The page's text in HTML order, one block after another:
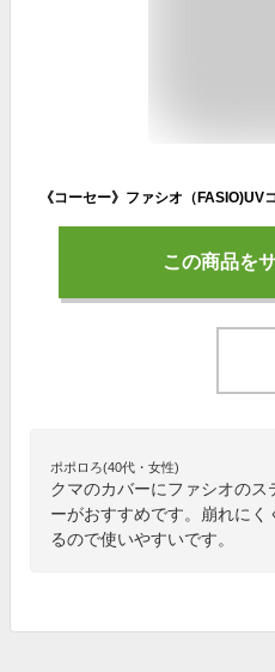
《コーセー》ファシオ（FASIO)UV
この商品を
ポポロろ(40代・女性)
クマのカバーにファシオの
ーがおすすめです。崩れに
るので使いやすいです。